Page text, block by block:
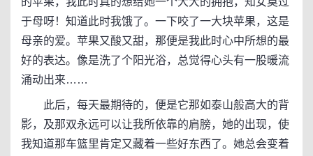
于母呀！知道此时我饿了。一下咬了一大块苹果，这是
母亲的爱。苹果又酸又甜，那便是我此时心中所想的最
好的表达。像是洗了个阳光浴，总觉得心头有一股暖流
涌动出来……
此后，每天最期待的，便是它那如泰山般高大的背
影，及那双永远可以让我所依靠的肩膀，她的出现，使
我知道那车篮里肯定又藏着一些好东西了。她总会变着